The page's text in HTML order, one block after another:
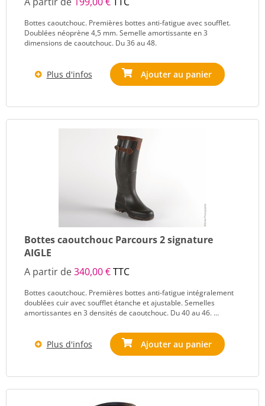
Bottes caoutchouc. Premières bottes anti-fatigue avec soufflet.
Doublées néoprène 4,5 mm. Semelle amortissante en 3
dimensions de caoutchouc. Du 36 au 48.
Plus d'infos Ajouter au panier
Bottes caoutchouc Parcours 2 signature
AIGLE
A partir de340,00 €TTC
Bottes caoutchouc. Premières bottes anti-fatigue intégralement
doublées cuir avec soufflet étanche et ajustable. Semelles
amortissantes en 3 densités de caoutchouc. Du 40 au 46. ...
Plus d'infos Ajouter au panier